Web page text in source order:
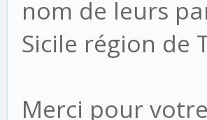
nom de leurs
Sicile région de
Merci pour